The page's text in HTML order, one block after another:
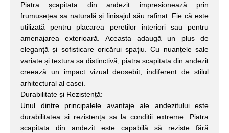
Piatra șcapitata din andezit impresionează prin
frumusețea sa naturală și finisajul său rafinat. Fie că este
utilizată pentru placarea peretilor interiori sau pentru
amenajarea exterioară. Aceasta adaugă un plus de
eleganță și sofisticare oricărui spațiu. Cu nuanțele sale
variate și textura sa distinctivă, piatra șcapitata din andezit
creează un impact vizual deosebit, indiferent de stilul
arhitectural al casei.
Durabilitate și Rezistență:
Unul dintre principalele avantaje ale andezitului este
durabilitatea și rezistența sa la condiții extreme. Piatra
șcapitata din andezit este capabilă să reziste fără